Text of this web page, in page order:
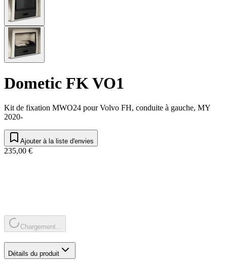
Dometic FK VO1
Kit de fixation MWO24 pour Volvo FH, conduite à gauche, MY
2020-
Ajouter à la liste d'envies
235,00 €
Chargement...
Détails du produit